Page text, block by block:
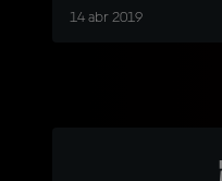
14 abr 2019